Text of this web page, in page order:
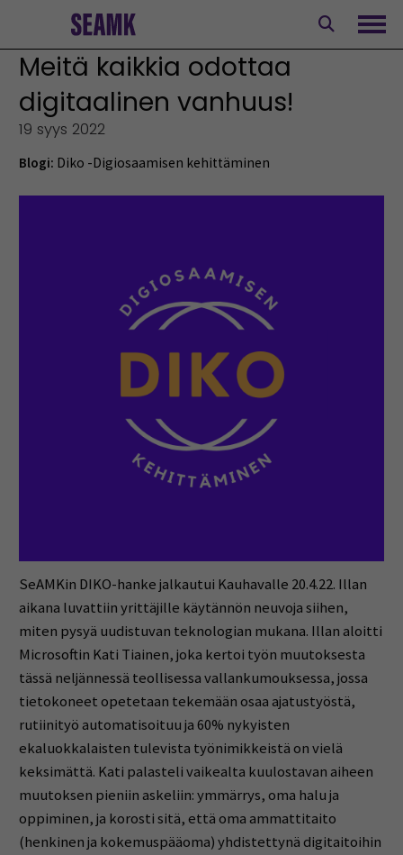
Meitä kaikkia odottaa
digitaalinen vanhuus!
19 syys 2022
Blogi: Diko -Digiosaamisen kehittäminen
SeAMKin DIKO-hanke jalkautui Kauhavalle 20.4.22. Illan
aikana luvattiin yrittäjille käytännön neuvoja siihen,
miten pysyä uudistuvan teknologian mukana. Illan aloitti
Microsoftin Kati Tiainen, joka kertoi työn muutoksesta
tässä neljännessä teollisessa vallankumouksessa, jossa
tietokoneet opetetaan tekemään osaa ajatustyöstä,
rutiinityö automatisoituu ja 60% nykyisten
ekaluokkalaisten tulevista työnimikkeistä on vielä
keksimättä. Kati palasteli vaikealta kuulostavan aiheen
muutoksen pieniin askeliin: ymmärrys, oma halu ja
oppiminen, ja korosti sitä, että oma ammattitaito
(henkinen ja kokemuspääoma) yhdistettynä digitaitoihin